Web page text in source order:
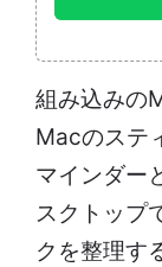
組み込みの
Macのステ
マインダー
スクトップ
クを整理す